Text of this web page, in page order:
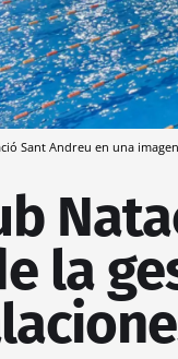
Sant Andreu en una
la